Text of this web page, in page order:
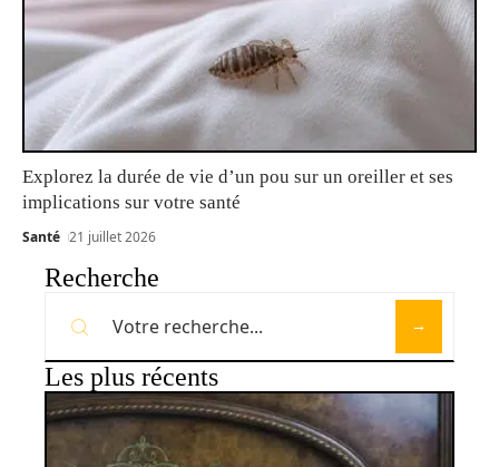
Explorez la durée de vie d’un pou sur un oreiller et ses
implications sur votre santé
Santé 21 juillet 2026
Recherche
Les plus récents